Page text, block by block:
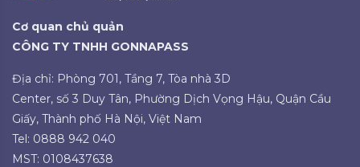
Cơ quan chủ quản
CÔNG TY TNHH GONNAPASS
Địa chỉ: Phòng 701, Tầng 7, Tòa nhà 3D
Center, số 3 Duy Tân, Phường Dịch Vọng Hậu, Quận Cầu
Giấy, Thành phố Hà Nội, Việt Nam
Tel: 0888 942 040
MST: 0108437638